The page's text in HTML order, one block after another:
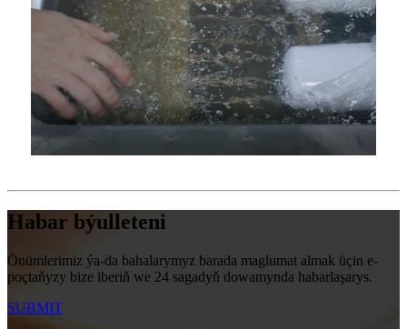
Habar býulleteni
Önümlerimiz ýa-da bahalarymyz barada maglumat almak üçin e-
poçtaňyzy bize iberiň we 24 sagadyň dowamynda habarlaşarys.
SUBMIT